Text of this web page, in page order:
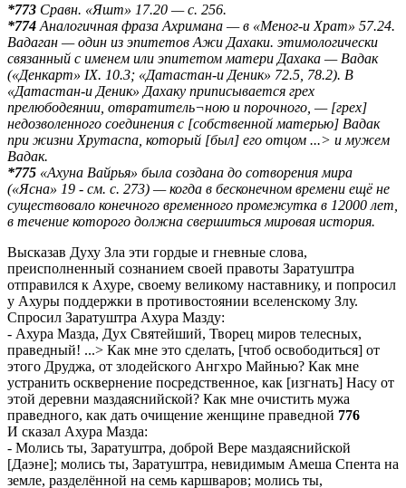
*773 Сравн. «Яшт» 17.20 — с. 256.
*774 Аналогичная фраза Ахримана — в «Меног-и Храт» 57.24.
Вадаган — один из эпитетов Ажи Дахаки. этимологически
связанный с именем или эпитетом матери Дахака — Вадак
(«Денкарт» IX. 10.3; «Датастан-и Деник» 72.5, 78.2). В
«Датастан-и Деник» Дахаку приписывается грех
прелюбодеянии, отвратитель¬ною и порочного, — [грех]
недозволенного соединения с [собственной матерью] Вадак
при жизни Хрутаспа, который [был] его отцом ...> и мужем
Вадак.
*775 «Ахуна Вайрья» была создана до сотворения мира
(«Ясна» 19 - см. с. 273) — когда в бесконечном времени ещё не
существовало конечного временного промежутка в 12000 лет,
в течение которого должна свершиться мировая история.
Высказав Духу Зла эти гордые и гневные слова,
преисполненный сознанием своей правоты Заратуштра
отправился к Ахуре, своему великому наставнику, и попросил
у Ахуры поддержки в противостоянии вселенскому Злу.
Спросил Заратуштра Ахура Мазду:
- Ахура Мазда, Дух Святейший, Творец миров телесных,
праведный! ...> Как мне это сделать, [чтоб освободиться] от
этого Друджа, от злодейского Ангхро Майнью? Как мне
устранить осквернение посредственное, как [изгнать] Насу от
этой деревни маздаяснийской? Как мне очистить мужа
праведного, как дать очищение женщине праведной 776
И сказал Ахура Мазда:
- Молись ты, Заратуштра, доброй Вере маздаяснийской
[Даэне]; молись ты, Заратуштра, невидимым Амеша Спента на
земле, разделённой на семь каршваров; молись ты,